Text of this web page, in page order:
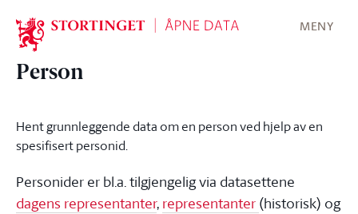
Stortinget.no
MENY
Person
Hent grunnleggende data om en person ved hjelp av en
spesifisert personid.
Personider er bl.a. tilgjengelig via datasettene
dagens representanter, representanter (historisk) og